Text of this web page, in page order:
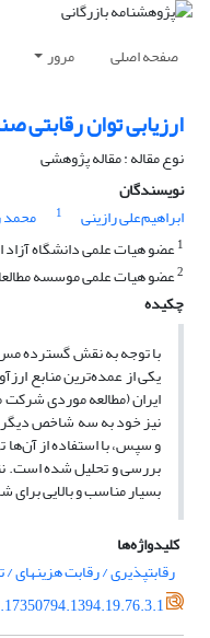
صفحه اصلی مرور
ارزیابی توان
نوع مقاله : مقاله پژوهشی
نویسندگان
ابراهیم‌علی رازینی
1 محمد
1عضو هیات علمی دانشگاه
2عضو هیات علمی موسسه
چکیده
با توجه به نقش گسترده
یکی از عمده‌ترین منابع
نیز خود به سه شاخص دیگر
و سپس، با استفاده از
بررسی و تحلیل شده است.
بسیار مناسب و بالایی برای شرکت ملی مس ایران تا
کلیدواژه‌ها
رقابتپذیری / رقابت هزینهای